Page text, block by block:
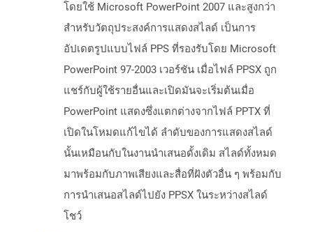
โดยใช้ Microsoft PowerPoint 2007 และสูงกว่า
สำหรับวัตถุประสงค์การแสดงสไลด์ เป็นการ
อัปเดตรูปแบบไฟล์ PPS ที่รองรับโดย Microsoft
PowerPoint 97-2003 เวอร์ชัน เมื่อไฟล์ PPSX ถูก
แชร์กับผู้ใช้รายอื่นและเปิดมันจะเริ่มต้นเมื่อ
PowerPoint แสดงซึ่งแตกต่างจากไฟล์ PPTX ที่
เปิดในโหมดแก้ไขได้ ลำดับของการแสดงสไลด์
นั้นเหมือนกับในงานนำเสนอดั้งเดิม สไลด์ทั้งหมด
มาพร้อมกับภาพเสียงและสื่อที่ฝังตัวอื่น ๆ พร้อมกับ
การนำเสนอสไลด์ไปยัง PPSX ในระหว่างสไลด์
โชว์